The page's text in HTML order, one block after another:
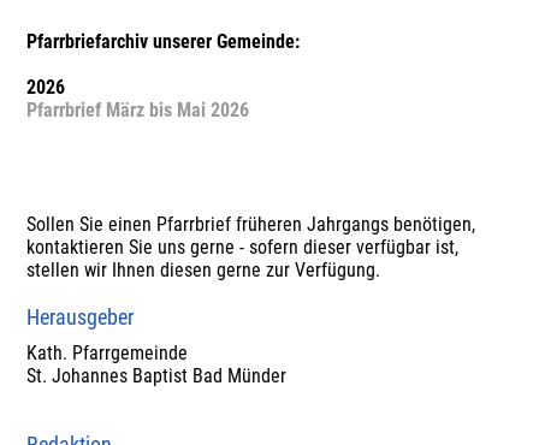
Pfarrbriefarchiv unserer Gemeinde:
2026
Pfarrbrief März bis Mai 2026
Sollen Sie einen Pfarrbrief früheren Jahrgangs benötigen,
kontaktieren Sie uns gerne - sofern dieser verfügbar ist,
stellen wir Ihnen diesen gerne zur Verfügung.
Herausgeber
Kath. Pfarrgemeinde
St. Johannes Baptist Bad Münder